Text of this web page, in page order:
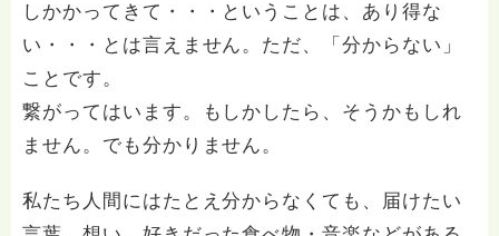
しかかってきて・・・ということは、あり得な
い・・・とは言えません。ただ、「分からない」
ことです。
繋がってはいます。もしかしたら、そうかもしれ
ません。でも分かりません。
私たち人間にはたとえ分からなくても、届けたい